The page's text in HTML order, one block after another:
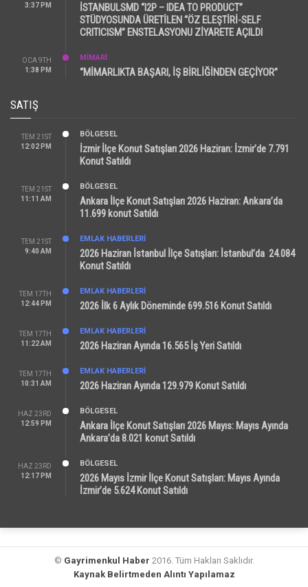
3:37 PM
İSTANBULSMD “I2P – IDEA TO PRODUCT”
STÜDYOSUNDA ÜRETİLEN “ÖZ ELEŞTİRİ-SELF
CRITICISM” ENSTELASYONU ZİYARETE AÇILDI
OCA 9TH
1:38 PM
MİMARİ
“MİMARLIKTA BAŞARI, İŞ BİRLİĞİNDEN GEÇİYOR”
SATIŞ
TEM 21ST
12:02 PM
BÖLGESEL
İzmir İlçe Konut Satışları 2026 Haziran: İzmir’de 7.791
Konut Satıldı
TEM 21ST
11:11 AM
BÖLGESEL
Ankara İlçe Konut Satışları 2026 Haziran: Ankara’da
11.699 konut Satıldı
TEM 21ST
9:40 AM
EMLAK HABERLERI
2026 Haziran İstanbul İlçe Satışları: İstanbul’da 24.084
Konut Satıldı
TEM 17TH
12:44 PM
EMLAK HABERLERI
2026 İlk 6 Aylık Döneminde 699.516 Konut Satıldı
TEM 17TH
11:22 AM
EMLAK HABERLERI
2026 Haziran Ayında 16.565 İş Yeri Satıldı
TEM 17TH
10:31 AM
EMLAK HABERLERI
2026 Haziran Ayında 129.979 Konut Satıldı
HAZ 23RD
12:59 PM
BÖLGESEL
Ankara İlçe Konut Satışları 2026 Mayıs: Mayıs Ayında
Ankara’da 8.021 konut Satıldı
HAZ 23RD
12:17 PM
BÖLGESEL
2026 Mayıs İzmir İlçe Konut Satışları: Mayıs Ayında
İzmir’de 5.624 Konut Satıldı
© Gayrimenkul Haber 2016. Tüm Hakları Saklıdır.
Kaynak Belirtmeden Alıntı Yapılamaz